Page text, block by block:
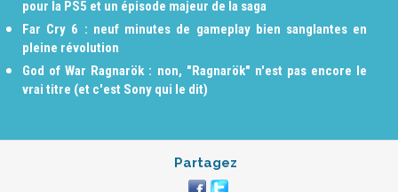
pour la PS5 et un épisode majeur de la saga
Far Cry 6 : neuf minutes de gameplay bien sanglantes en
pleine révolution
God of War Ragnarök : non, "Ragnarök" n'est pas encore le
vrai titre (et c'est Sony qui le dit)
Partagez